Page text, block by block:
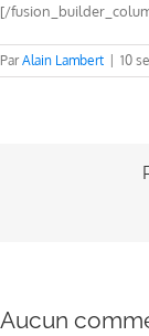
[/
ParAlain Lambert 10
Aucun